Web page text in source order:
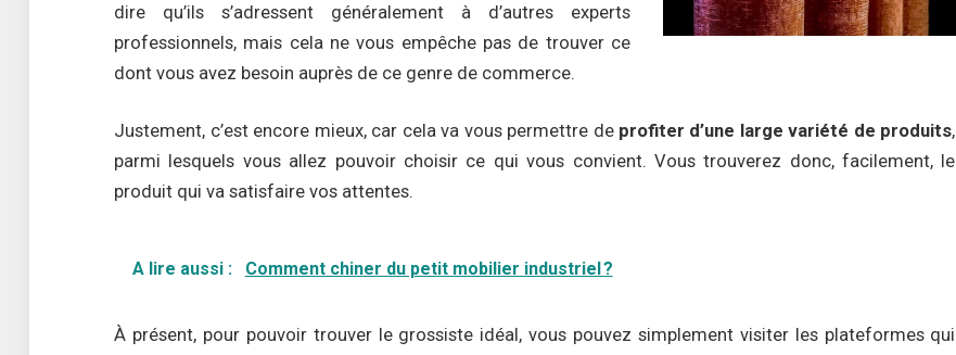
dire qu’ils s’adressent généralement à d’autres experts
professionnels, mais cela ne vous empêche pas de trouver ce
dont vous avez besoin auprès de ce genre de commerce.
Justement, c’est encore mieux, car cela va vous permettre de profiter d’une large variété de produits,
parmi lesquels vous allez pouvoir choisir ce qui vous convient. Vous trouverez donc, facilement, le
produit qui va satisfaire vos attentes.
A lire aussi : Comment chiner du petit mobilier industriel ?
À présent, pour pouvoir trouver le grossiste idéal, vous pouvez simplement visiter les plateformes qui